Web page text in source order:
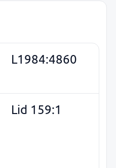
L1984:4860
Lid 159:1